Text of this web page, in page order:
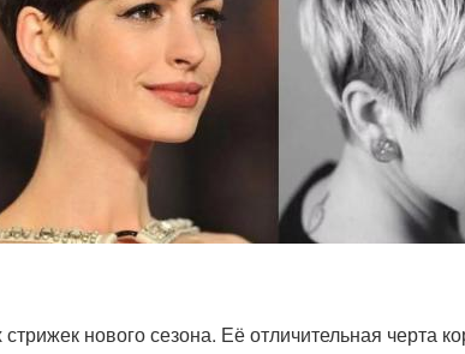
нового сезона. Её отличительная черта